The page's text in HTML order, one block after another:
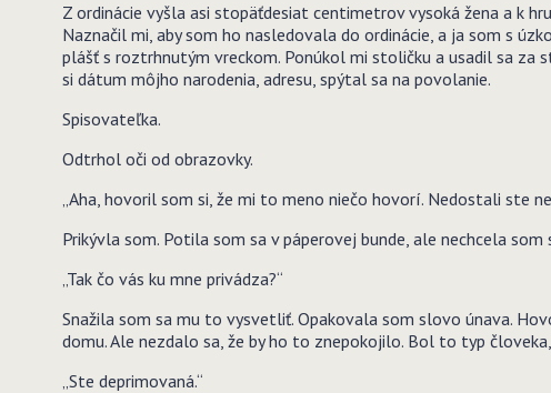
Z ordinácie vyšla asi stopäťdesiat centimetrov vysoká žena a k
Naznačil mi, aby som ho nasledovala do ordinácie, a ja som s
plášť s roztrhnutým vreckom. Ponúkol mi stoličku a usadil sa za
si dátum môjho narodenia, adresu, spýtal sa na povolanie.
Spisovateľka.
Odtrhol oči od obrazovky.
„Aha, hovoril som si, že mi to meno niečo hovorí. Nedostali ste
Prikývla som. Potila som sa v páperovej bunde, ale nechcela som
„Tak čo vás ku mne privádza?“
Snažila som sa mu to vysvetliť. Opakovala som slovo únava.
domu. Ale nezdalo sa, že by ho to znepokojilo. Bol to typ
„Ste deprimovaná.“